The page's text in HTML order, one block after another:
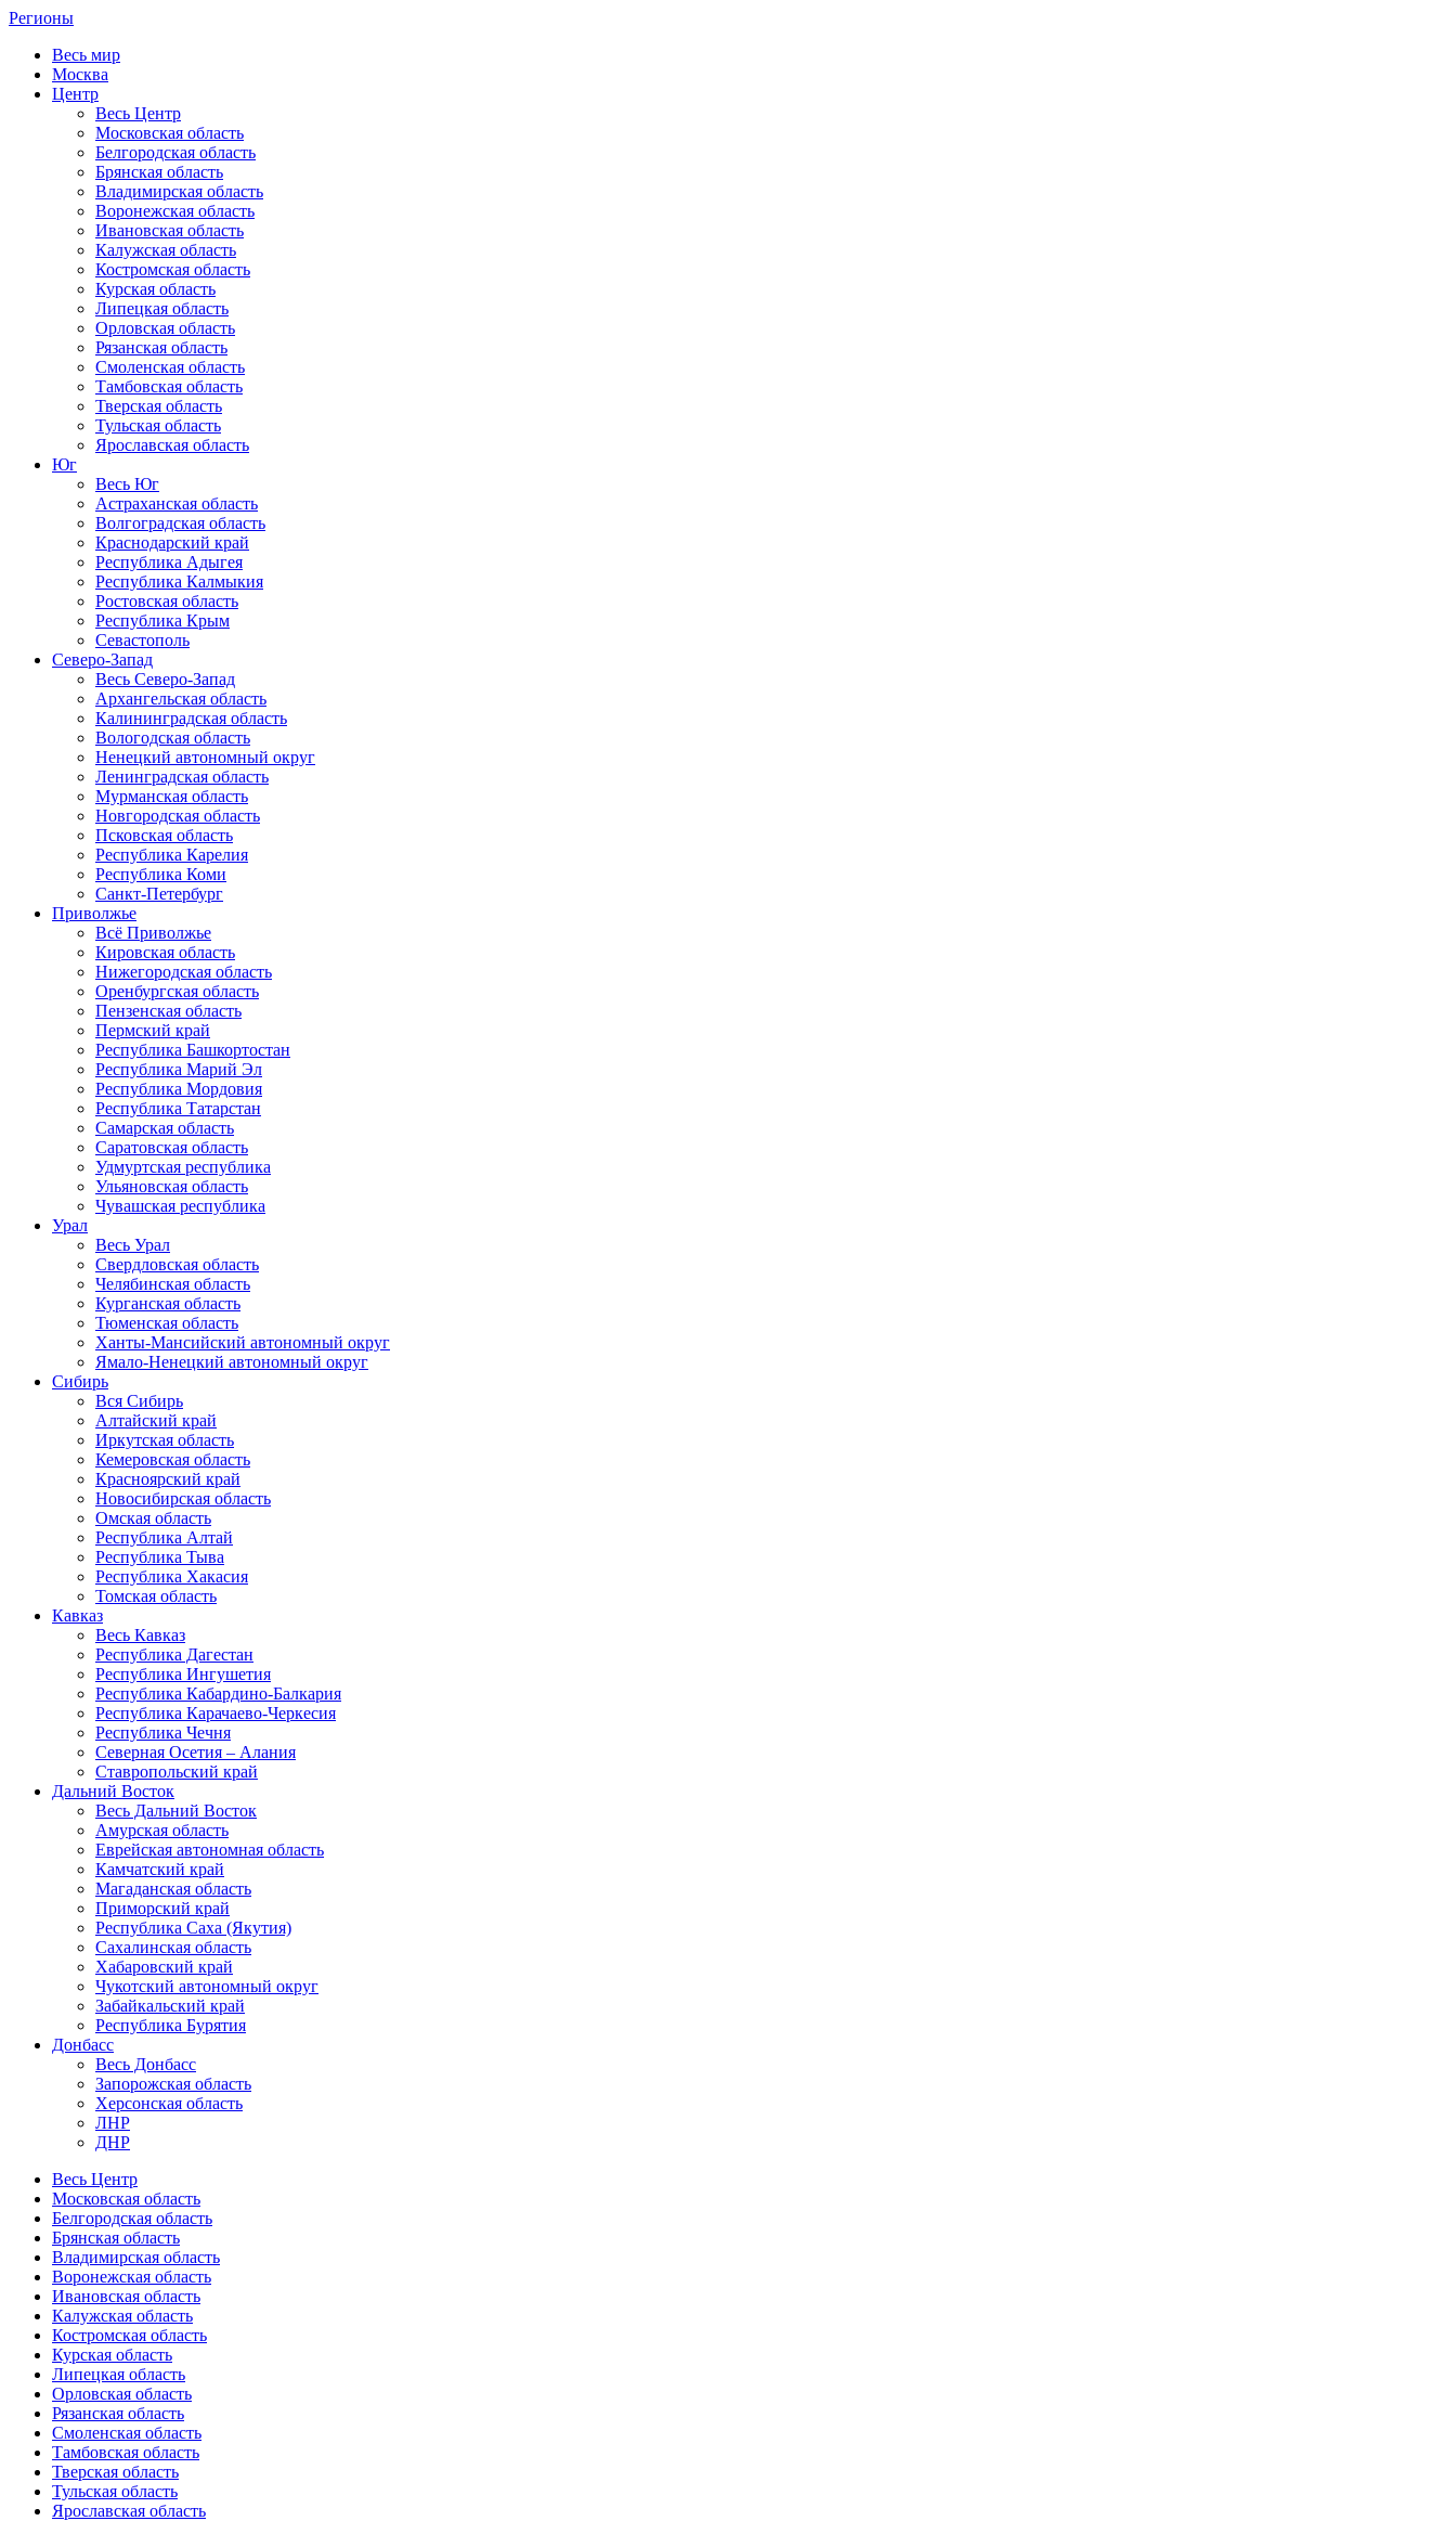
Регионы
Весь мир
Москва
Центр
Весь Центр
Московская область
Белгородская область
Брянская область
Владимирская область
Воронежская область
Ивановская область
Калужская область
Костромская область
Курская область
Липецкая область
Орловская область
Рязанская область
Смоленская область
Тамбовская область
Тверская область
Тульская область
Ярославская область
Юг
Весь Юг
Астраханская область
Волгоградская область
Краснодарский край
Республика Адыгея
Республика Калмыкия
Ростовская область
Республика Крым
Севастополь
Северо-Запад
Весь Северо-Запад
Архангельская область
Калининградская область
Вологодская область
Ненецкий автономный округ
Ленинградская область
Мурманская область
Новгородская область
Псковская область
Республика Карелия
Республика Коми
Санкт-Петербург
Приволжье
Всё Приволжье
Кировская область
Нижегородская область
Оренбургская область
Пензенская область
Пермский край
Республика Башкортостан
Республика Марий Эл
Республика Мордовия
Республика Татарстан
Самарская область
Саратовская область
Удмуртская республика
Ульяновская область
Чувашская республика
Урал
Весь Урал
Свердловская область
Челябинская область
Курганская область
Тюменская область
Ханты-Мансийский автономный округ
Ямало-Ненецкий автономный округ
Сибирь
Вся Сибирь
Алтайский край
Иркутская область
Кемеровская область
Красноярский край
Новосибирская область
Омская область
Республика Алтай
Республика Тыва
Республика Хакасия
Томская область
Кавказ
Весь Кавказ
Республика Дагестан
Республика Ингушетия
Республика Кабардино-Балкария
Республика Карачаево-Черкесия
Республика Чечня
Северная Осетия – Алания
Ставропольский край
Дальний Восток
Весь Дальний Восток
Амурская область
Еврейская автономная область
Камчатский край
Магаданская область
Приморский край
Республика Саха (Якутия)
Сахалинская область
Хабаровский край
Чукотский автономный округ
Забайкальский край
Республика Бурятия
Донбасс
Весь Донбасс
Запорожская область
Херсонская область
ЛНР
ДНР
Весь Центр
Московская область
Белгородская область
Брянская область
Владимирская область
Воронежская область
Ивановская область
Калужская область
Костромская область
Курская область
Липецкая область
Орловская область
Рязанская область
Смоленская область
Тамбовская область
Тверская область
Тульская область
Ярославская область